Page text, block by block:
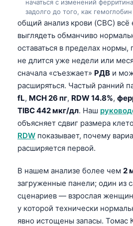
начаться с изменений
задолго до того, как
общий анализ крови (CBC)
выглядеть обманчиво
оставаться в пределах нормы,
не длится уже недели или
сначала «съезжает» РДВ и
расширяться. Частый ранний
fL, MCH 26 пг, RDW 14.8%,
TIBC 442 мкг/дл. Наш
объясняет сдвиг размера
RDW показывает, почему
расширяется первой.
В нашем анализе более чем 2
загруженные панели; один из
сценариев — взрослая
у которой технически
явно истощены запасы. Томас
ಕನ್ನಡ
മലയാളം
Bahasa Melayu
Tiếng Việt
Tagalog
ไทย
ဗမာစာ
ភាសាខ្មែរ
Kiswahili
አማርኛ
Українська
O‘zbekcha
Català
Қазақ тілі